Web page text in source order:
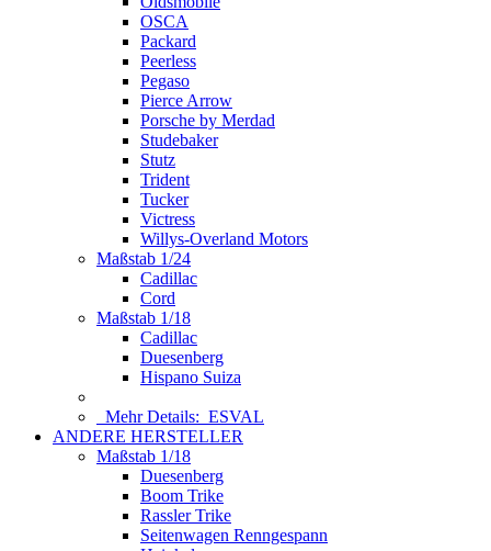
OSCA
Packard
Peerless
Pegaso
Pierce Arrow
Porsche by Merdad
Studebaker
Stutz
Trident
Tucker
Victress
Willys-Overland Motors
Maßstab 1/24
Cadillac
Cord
Maßstab 1/18
Cadillac
Duesenberg
Hispano Suiza
Mehr Details: ESVAL
ANDERE HERSTELLER
Maßstab 1/18
Duesenberg
Boom Trike
Rassler Trike
Seitenwagen Renngespann